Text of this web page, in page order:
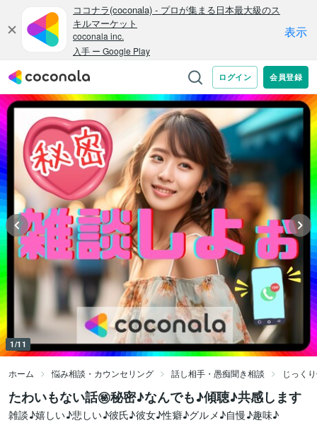
1/11
ホーム 悩み相談・カウンセリング 話し相手・愚痴聞き相談 じっく
たわいもない話㊙️秘密♪なんでも♪傾聴♪共感します
雑談♪嬉しい♪悲しい♪彼氏♪彼女♪性癖♪グルメ♪自慢♪趣味♪